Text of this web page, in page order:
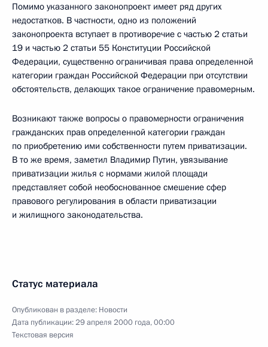
Помимо указанного законопроект имеет ряд других
недостатков. В частности, одно из положений
законопроекта вступает в противоречие с частью 2 статьи
19 и частью 2 статьи 55 Конституции Российской
Федерации, существенно ограничивая права определенной
категории граждан Российской Федерации при отсутствии
обстоятельств, делающих такое ограничение правомерным.
Возникают также вопросы о правомерности ограничения
гражданских прав определенной категории граждан
по приобретению ими собственности путем приватизации.
В то же время, заметил Владимир Путин, увязывание
приватизации жилья с нормами жилой площади
представляет собой необоснованное смешение сфер
правового регулирования в области приватизации
и жилищного законодательства.
Статус материала
Опубликован в разделе: Новости
Дата публикации:29 апреля 2000 года, 00:00
Текстовая версия